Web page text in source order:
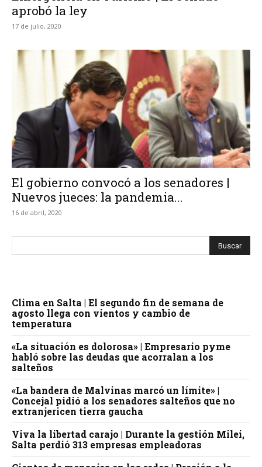
aprobó la ley
17 de julio, 2020
El gobierno convocó a los senadores |
Nuevos jueces: la pandemia...
16 de abril, 2020
Clima en Salta | El segundo fin de semana de
agosto llega con vientos y cambio de
temperatura
«La situación es dolorosa» | Empresario pyme
habló sobre las deudas que acorralan a los
salteños
«La bandera de Malvinas marcó un límite» |
Concejal pidió a los senadores salteños que no
extranjericen tierra gaucha
Viva la libertad carajo | Durante la gestión Milei,
Salta perdió 313 empresas empleadoras